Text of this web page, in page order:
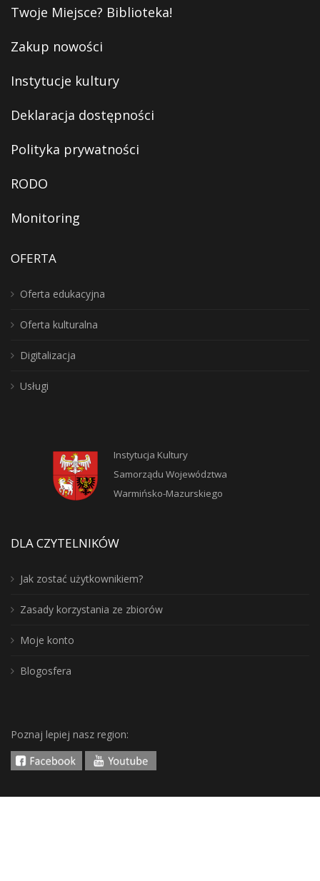
Twoje Miejsce? Biblioteka!
Zakup nowości
Instytucje kultury
Deklaracja dostępności
Polityka prywatności
RODO
Monitoring
OFERTA
Oferta edukacyjna
Oferta kulturalna
Digitalizacja
Usługi
Instytucja Kultury
Samorządu Województwa
Warmińsko-Mazurskiego
DLA CZYTELNIKÓW
Jak zostać użytkownikiem?
Zasady korzystania ze zbiorów
Moje konto
Blogosfera
Poznaj lepiej nasz region: